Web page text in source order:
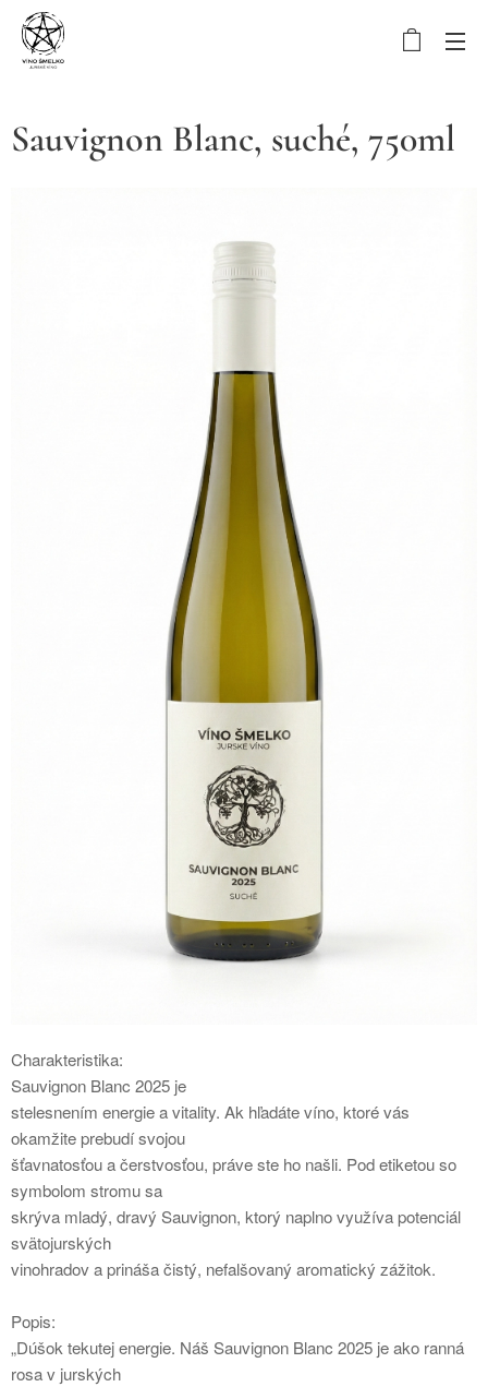
Sauvignon Blanc, suché, 750ml
Charakteristika:
Sauvignon Blanc 2025 je
stelesnením energie a vitality. Ak hľadáte víno, ktoré vás
okamžite prebudí svojou
šťavnatosťou a čerstvosťou, práve ste ho našli. Pod etiketou so
symbolom stromu sa
skrýva mladý, dravý Sauvignon, ktorý naplno využíva potenciál
svätojurských
vinohradov a prináša čistý, nefalšovaný aromatický zážitok.
Popis:
„Dúšok tekutej energie. Náš Sauvignon Blanc 2025 je ako ranná
rosa v jurských